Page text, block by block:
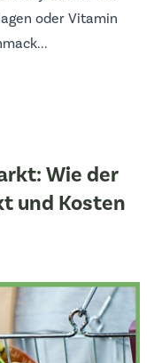
oder Vitamin
Wie der
und Kosten